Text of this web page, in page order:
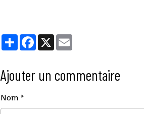
PartagerFacebook
X
Ajouter un commentaire
Nom